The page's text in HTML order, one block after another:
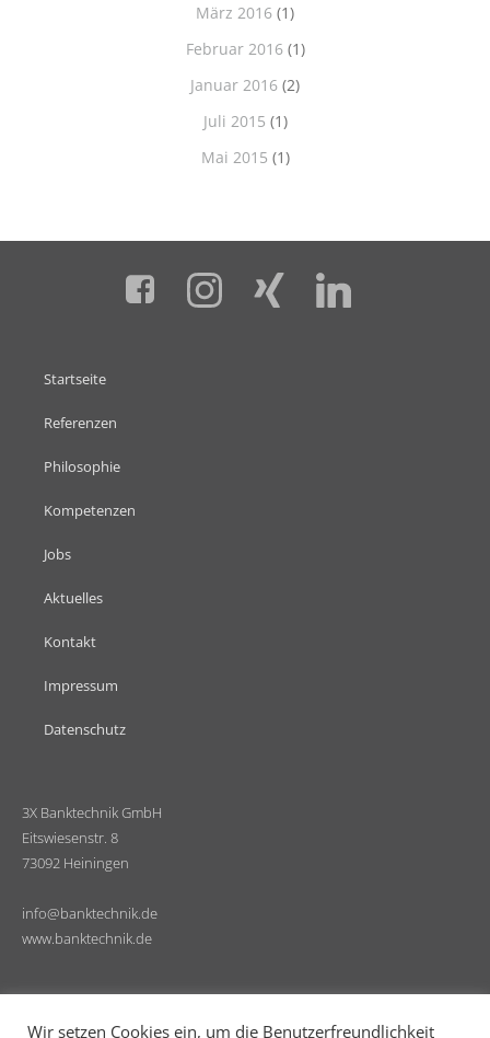
März 2016 (1)
Februar 2016(1)
Januar 2016 (2)
Juli 2015 (1)
Mai 2015 (1)
Startseite
Referenzen
Philosophie
Kompetenzen
Jobs
Aktuelles
Kontakt
Impressum
Datenschutz
3X Banktechnik GmbH
Eitswiesenstr. 8
73092 Heiningen
info@banktechnik.de
www.banktechnik.de
Wir setzen Cookies ein, um die Benutzerfreundlichkeit